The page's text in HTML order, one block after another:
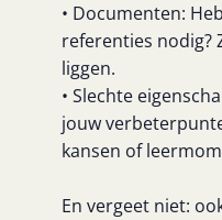
• Documenten:
referenties nodig?
liggen.
• Slechte
jouw
kansen of
En vergeet niet: